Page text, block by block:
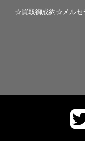
☆買取御成約☆メルセ